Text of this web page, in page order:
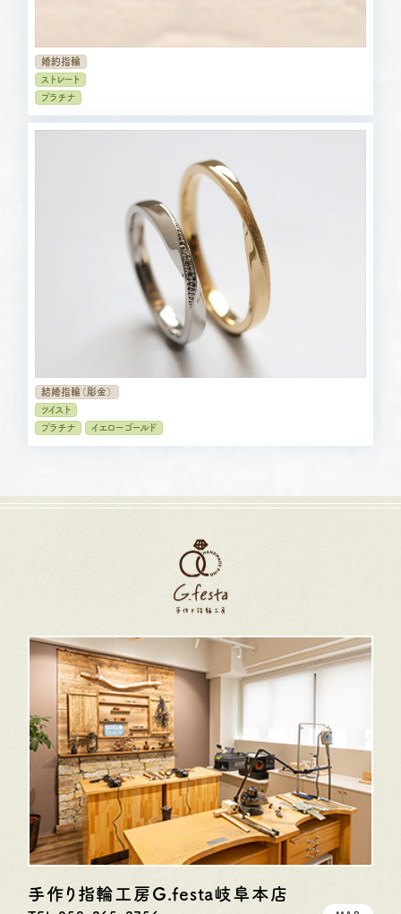
婚約指輪
ストレート
プラチナ
結婚指輪（彫金）
ツイスト
プラチナ
イエローゴールド
手作り指輪工房G.festa岐阜本店